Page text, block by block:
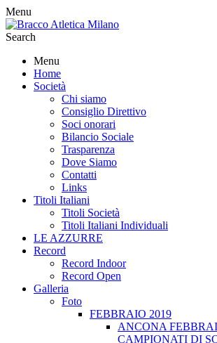
Menu
Search
Menu
Home
Società
Chi siamo
Consiglio Direttivo
Soci onorari
Bilancio Sociale
Trasparenza
Dove Siamo
Contatti
Links
Titoli Italiani
Titoli Società
Titoli Italiani Individuali
LE AZZURRE
Record
Record Indoor
Record Open
Galleria
Foto
FEBBRAIO 2019
ANCONA
CAMPIONATI DI